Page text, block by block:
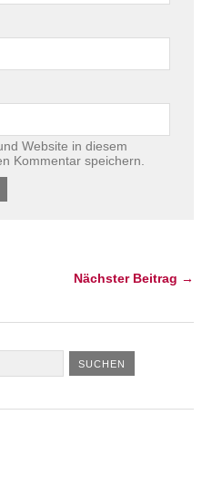
Website in diesem
Kommentar speichern.
Nächster Beitrag →